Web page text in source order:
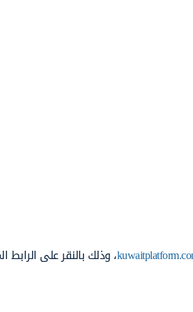
، وذلك بالنقر على الرابط